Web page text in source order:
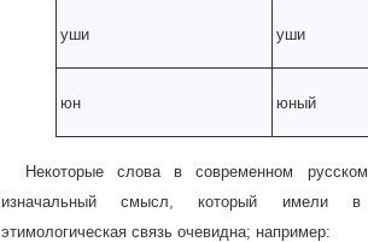
уши уши
юн юный
Некоторые слова в современном
изначальный смысл, который имели в
этимологическая связь очевидна; например: